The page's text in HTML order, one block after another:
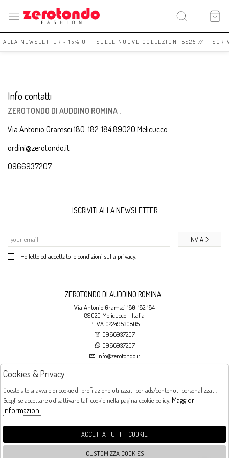
ALLA NEWSLETTER - 15% OFF SULLE NUOVE COLLEZIONI SS25 //
Info contatti
ZEROTONDO DI AUDDINO ROMINA .
Via Antonio Gramsci 180-182-184 89020 Melicucco
ordini@zerotondo.it
0966937207
ISCRIVITI ALLA NEWSLETTER
Ho letto ed accettato le condizioni sulla privacy.
INVIA
ZEROTONDO DI AUDDINO ROMINA .
Via Antonio Gramsci 180-182-184
89020 Melicucco - Italia
P. IVA:02249530805
0966937207
0966937207
info@zerotondo.it
Orari di apertura
LUNEDI: CHIUSO LA MATTINA - DALLE 16:00 ALLE 20:00 DAL MARTEDI AL
Cookies & Privacy
Questo sito si avvale di cookie di profilazione utilizzati per ads/contenuti personalizzati.
Scegli se accettare o disattivare tali cookie nella pagina cookie policy. Maggiori
Informazioni
ACCETTA TUTTI I COOKIE
CUSTOMIZZA COOKIES